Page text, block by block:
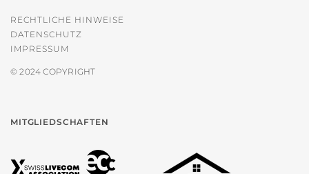
RECHTLICHE HINWEISE
DATENSCHUTZ
IMPRESSUM
© 2024 COPYRIGHT
MITGLIEDSCHAFTEN